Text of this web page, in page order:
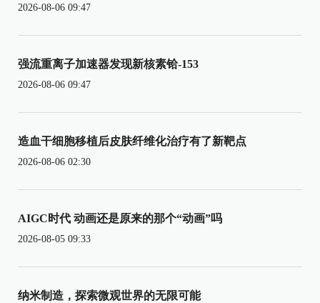
2026-08-06 09:47
强流重离子加速器发现新核素铪-153
2026-08-06 09:47
造血干细胞移植后皮肤纤维化治疗有了新靶点
2026-08-06 02:30
AIGC时代 动画还是原来的那个“动画”吗
2026-08-05 09:33
纳米制造，探索微观世界的无限可能